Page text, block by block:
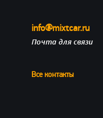
info@mixtcar.ru
Почта для связи
Все контакты